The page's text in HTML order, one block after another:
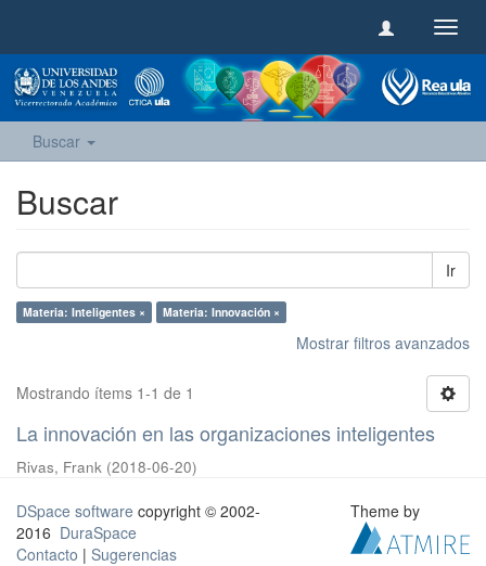
Buscar
Buscar
Ir
Materia: Inteligentes × Materia: Innovación ×
Mostrar filtros avanzados
Mostrando ítems 1-1 de 1
La innovación en las organizaciones inteligentes
Rivas, Frank (2018-06-20)
DSpace software copyright © 2002-
2016 DuraSpace
Contacto | Sugerencias
Theme by